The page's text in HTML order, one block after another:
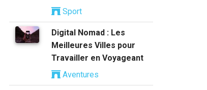
Sport
Digital Nomad : Les
Meilleures Villes pour
Travailler en Voyageant
Aventures